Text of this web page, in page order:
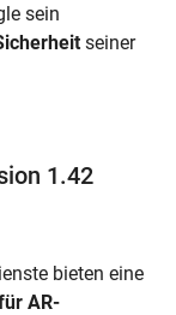
sein
seiner
1.42
bieten eine
AR-